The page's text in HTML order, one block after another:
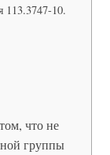
113.3747-10.
что не
группы